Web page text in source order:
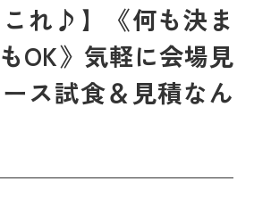
これ♪】《何も決ま
OK》気軽に会場見
ス試食＆見積なん